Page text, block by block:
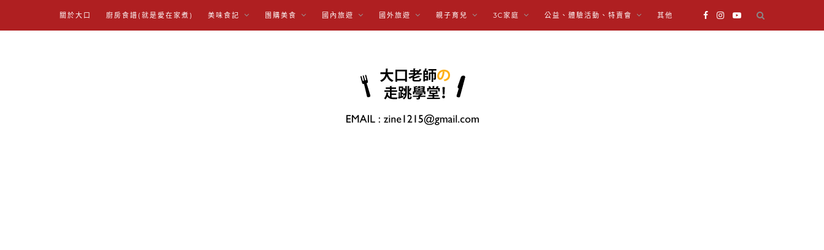
關於大口 廚房食譜(就是愛在家煮) 美味食記 團購美食 國內旅遊 國外旅遊 親子育兒 3C家庭 公益、體驗活動、特賣會 其他